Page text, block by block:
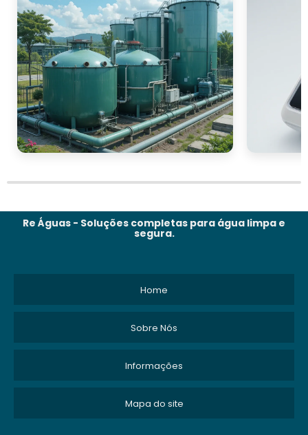
Re Águas - Soluções completas para água limpa e
segura.
Home
Sobre Nós
Informações
Mapa do site